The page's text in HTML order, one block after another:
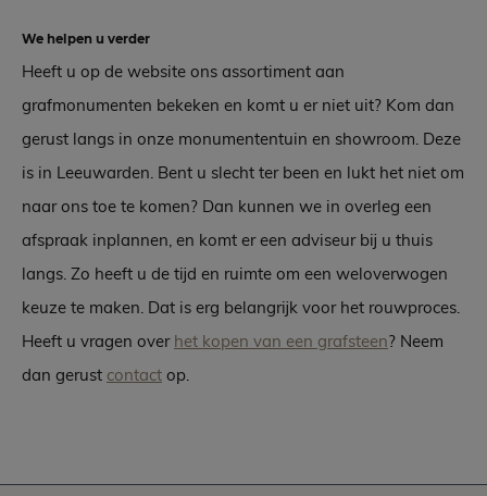
We helpen u verder
Heeft u op de website ons assortiment aan
grafmonumenten bekeken en komt u er niet uit? Kom dan
gerust langs in onze monumententuin en showroom. Deze
is in Leeuwarden. Bent u slecht ter been en lukt het niet om
naar ons toe te komen? Dan kunnen we in overleg een
afspraak inplannen, en komt er een adviseur bij u thuis
langs. Zo heeft u de tijd en ruimte om een weloverwogen
keuze te maken. Dat is erg belangrijk voor het rouwproces.
Heeft u vragen over het kopen van een grafsteen? Neem
dan gerust contact op.